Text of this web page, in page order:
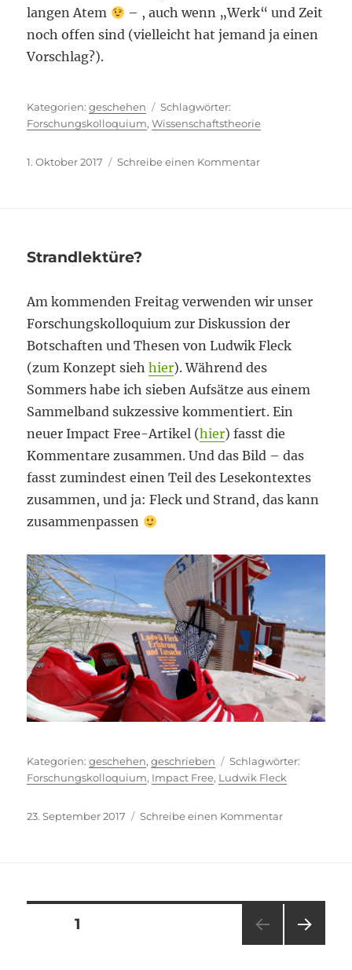
langen Atem
– , auch wenn „Werk“ und Zeit
noch offen sind (vielleicht hat jemand ja einen
Vorschlag?).
Kategorien
geschehen
Forschungskolloquium,Wissenschaftstheorie
Veröffentlicht
1. Oktober 2017 Schreibe einen Kommentarzu
Strandlektüre?
Am kommenden Freitag verwenden wir unser
Forschungskolloquium zur Diskussion der
Botschaften und Thesen von Ludwik Fleck
(zum Konzept siehhier). Während des
Sommers habe ich sieben Aufsätze aus einem
Sammelband sukzessive kommentiert. Ein
neuer Impact Free-Artikel (hier) fasst die
Kommentare zusammen. Und das Bild – das
fasst zumindest einen Teil des Lesekontextes
zusammen, und ja: Fleck und Strand, das kann
zusammenpassen
Kategorien
geschehen,geschrieben
Forschungskolloquium, Impact Free, Ludwik Fleck
Veröffentlicht
23. September 2017 Schreibe einen Kommentarzu
Seitennummerierung
SEITE1